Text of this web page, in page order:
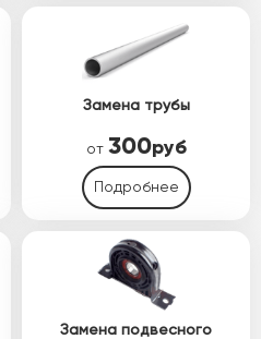
Замена трубы
от 300руб
Подробнее
Замена подвесного